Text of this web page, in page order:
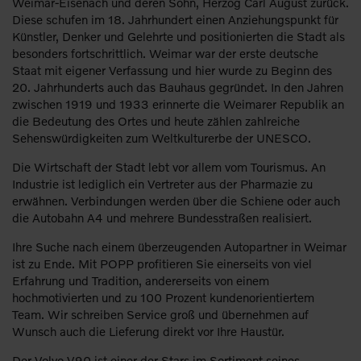
Diese schufen im 18. Jahrhundert einen Anziehungspunkt für
Künstler, Denker und Gelehrte und positionierten die Stadt als
besonders fortschrittlich. Weimar war der erste deutsche
Staat mit eigener Verfassung und hier wurde zu Beginn des
20. Jahrhunderts auch das Bauhaus gegründet. In den Jahren
zwischen 1919 und 1933 erinnerte die Weimarer Republik an
die Bedeutung des Ortes und heute zählen zahlreiche
Sehenswürdigkeiten zum Weltkulturerbe der UNESCO.
Die Wirtschaft der Stadt lebt vor allem vom Tourismus. An
Industrie ist lediglich ein Vertreter aus der Pharmazie zu
erwähnen. Verbindungen werden über die Schiene oder auch
die Autobahn A4 und mehrere Bundesstraßen realisiert.
Ihre Suche nach einem überzeugenden Autopartner in Weimar
ist zu Ende. Mit POPP profitieren Sie einerseits von viel
Erfahrung und Tradition, andererseits von einem
hochmotivierten und zu 100 Prozent kundenorientiertem
Team. Wir schreiben Service groß und übernehmen auf
Wunsch auch die Lieferung direkt vor Ihre Haustür.